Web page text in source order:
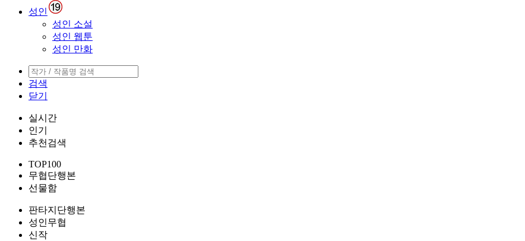
성인
성인 소설
성인 웹툰
성인 만화
검색
닫기
실시간
인기
추천검색
TOP100
무협단행본
선물함
판타지단행본
성인무협
신작